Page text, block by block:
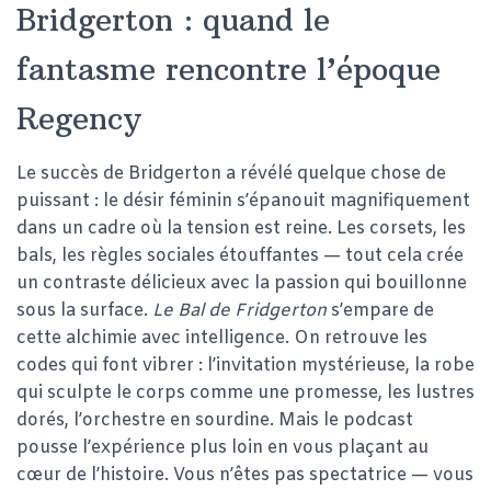
Bridgerton : quand le
fantasme rencontre l’époque
Regency
Le succès de Bridgerton a révélé quelque chose de
puissant : le désir féminin s’épanouit magnifiquement
dans un cadre où la tension est reine. Les corsets, les
bals, les règles sociales étouffantes — tout cela crée
un contraste délicieux avec la passion qui bouillonne
sous la surface. Le Bal de Fridgerton s’empare de
cette alchimie avec intelligence. On retrouve les
codes qui font vibrer : l’invitation mystérieuse, la robe
qui sculpte le corps comme une promesse, les lustres
dorés, l’orchestre en sourdine. Mais le podcast
pousse l’expérience plus loin en vous plaçant au
cœur de l’histoire. Vous n’êtes pas spectatrice — vous